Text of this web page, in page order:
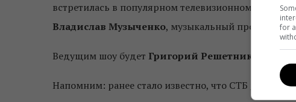
встретилась в популярном телевизионном проекте
Владислав Музыченко, музыкальный продюсер
Ведущим шоу будет Григорий Решетник.
Напомним: ранее стало известно, что СТБ
for